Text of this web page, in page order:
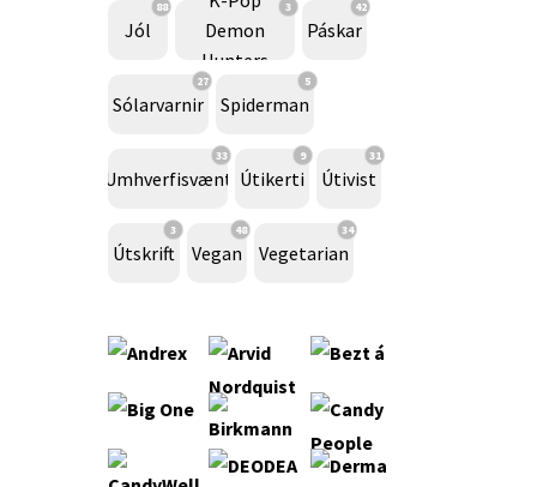
88
Jól
3
Demon
Hunters
42
Páskar
27
Sólarvarnir
5
Spiderman
33
Umhverfisvænt
9
Útikerti
31
Útivist
3
Útskrift
48
Vegan
34
Vegetarian